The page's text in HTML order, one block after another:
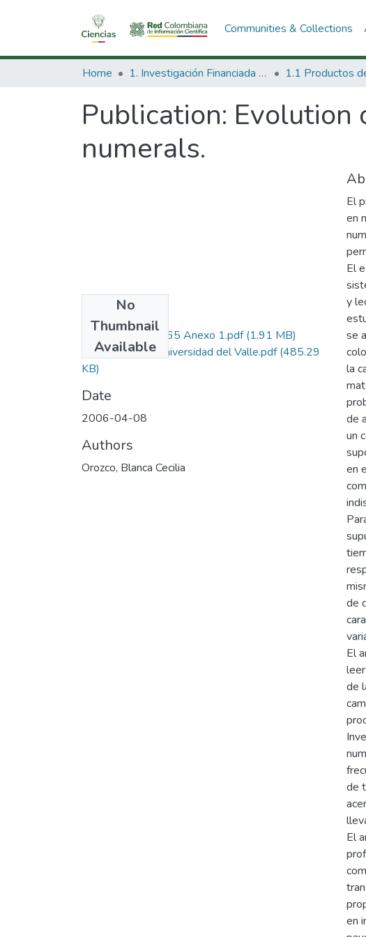
Communities & Collections
Home 1. Investigación Financiada con Recursos Públicos
Publication: Evolution
numerals.
No
Thumbnail
Available
1106-10-14765 Anexo 1.pdf(1.91 MB)
Autorizacion Universidad del Valle.pdf(485.29
KB)
Date
2006-04-08
Authors
Orozco, Blanca Cecilia
El
en
El
y
se
la
de
un
en
de
El
de
de
El
en